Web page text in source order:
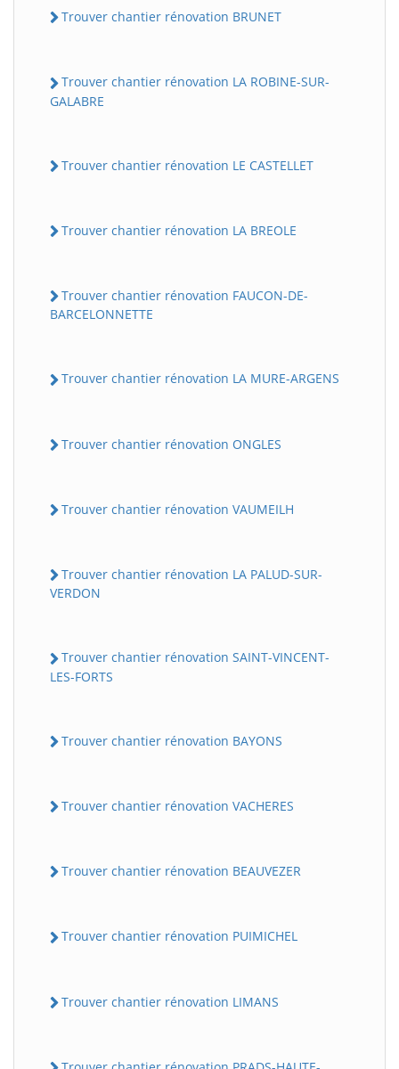
Trouver chantier rénovation BRUNET
Trouver chantier rénovation LA ROBINE-SUR-
GALABRE
Trouver chantier rénovation LE CASTELLET
Trouver chantier rénovation LA BREOLE
Trouver chantier rénovation FAUCON-DE-
BARCELONNETTE
Trouver chantier rénovation LA MURE-ARGENS
Trouver chantier rénovation ONGLES
Trouver chantier rénovation VAUMEILH
Trouver chantier rénovation LA PALUD-SUR-
VERDON
Trouver chantier rénovation SAINT-VINCENT-
LES-FORTS
Trouver chantier rénovation BAYONS
Trouver chantier rénovation VACHERES
Trouver chantier rénovation BEAUVEZER
Trouver chantier rénovation PUIMICHEL
Trouver chantier rénovation LIMANS